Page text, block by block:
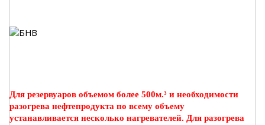
Для резервуаров объемом более 500м.³ и необходимости
разогрева нефтепродукта по всему объему
устанавливается несколько нагревателей. Для разогрева